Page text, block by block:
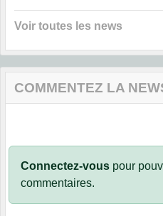
Voir toutes les news
COMMENTEZ LA
Connectez-vous pour
commentaires.